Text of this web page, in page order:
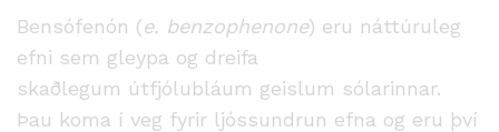
Bensófenón (e. benzophenone) eru náttúruleg
efni sem gleypa og dreifa
skaðlegum útfjólubláum geislum sólarinnar.
Þau koma í veg fyrir ljóssundrun efna og eru því